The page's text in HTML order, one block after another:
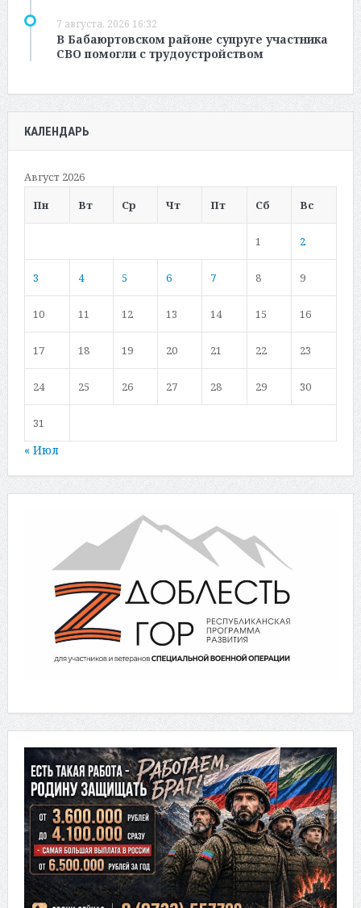
7 августа, 2026 16:32
В Бабаюртовском районе супруге участника
СВО помогли с трудоустройством
КАЛЕНДАРЬ
Август 2026
Пн
Вт Ср Чт Пт Сб Вс
1 2
3 4 5 6 7 8 9
10 11 12 13 14 15 16
17 18 19 20 21 22 23
24 25 26 27 28 29 30
31
« Июл